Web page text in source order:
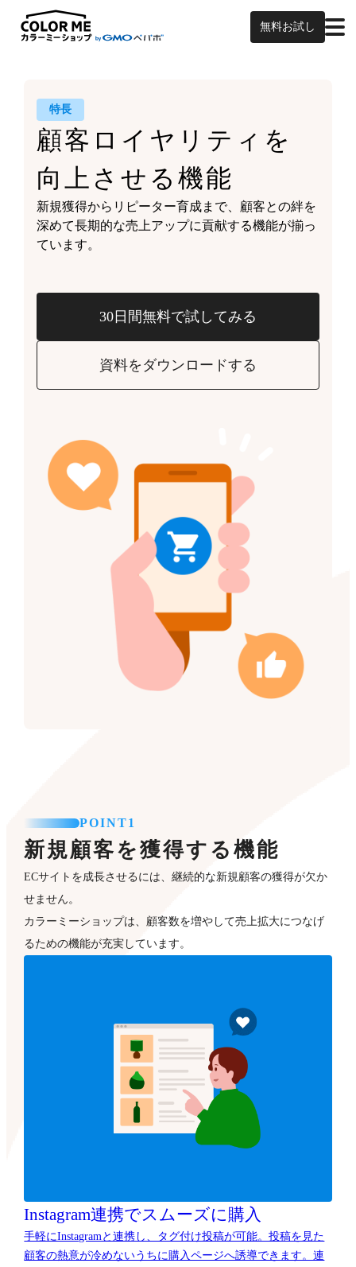
無料お試し
特長
顧客ロイヤリティを
向上させる機能
新規獲得からリピーター育成まで、 顧客との絆を
深めて長期的な売上アップに貢献する機能が揃っ
ています。
30日間無料で試してみる
資料をダウンロードする
POINT1
新規顧客を獲得する機能
ECサイトを成長させるには、継続的な新規顧客の獲得が欠か
せません。
カラーミーショップは、顧客数を増やして売上拡大につなげ
るための機能が充実しています。
Instagram連携でスムーズに購入
手軽にInstagramと連携し、タグ付け投稿が可能。投稿を見た
顧客の熱意が冷めないうちに購入ページへ誘導できます。連